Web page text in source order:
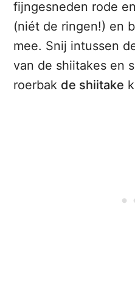
fijngesneden rode
(niét de ringen!) en
mee. Snij intussen
van de shiitakes en
roerbak de shiitake